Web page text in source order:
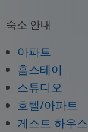
숙소 안내
아파트
홈스테이
스튜디오
호텔/아파트
게스트 하우스